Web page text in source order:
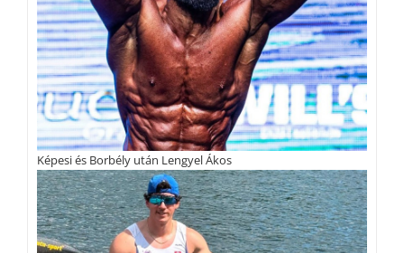
Képesi és Borbély után Lengyel Ákos